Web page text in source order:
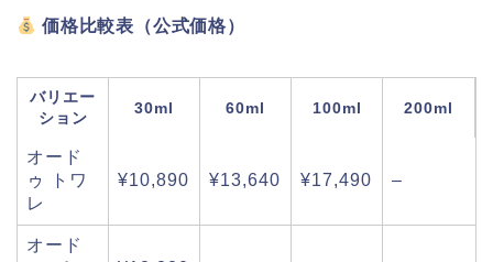
価格比較表（公式価格）
バリエー
ション
30ml 60ml 100ml 200ml
オード
ゥ トワ
レ
¥10,890 ¥13,640 ¥17,490 –
オード